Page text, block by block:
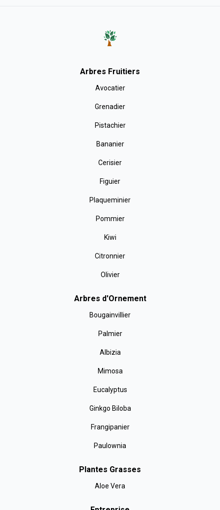
Arbres Fruitiers
Avocatier
Grenadier
Pistachier
Bananier
Cerisier
Figuier
Plaqueminier
Pommier
Kiwi
Citronnier
Olivier
Arbres d'Ornement
Bougainvillier
Palmier
Albizia
Mimosa
Eucalyptus
Ginkgo Biloba
Frangipanier
Paulownia
Plantes Grasses
Aloe Vera